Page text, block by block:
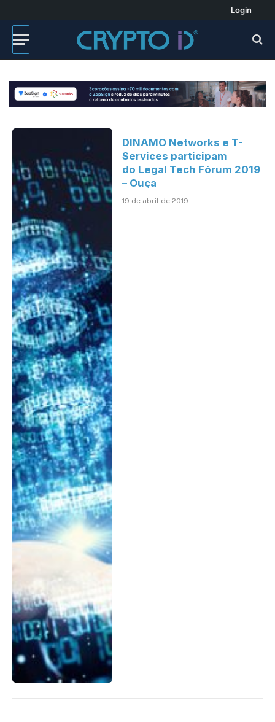
Login
DINAMO Networks e T-
Services participam
do Legal Tech Fórum 2019
– Ouça
19 de abril de 2019